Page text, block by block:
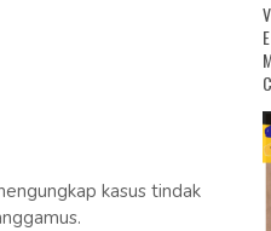
kasus tindak